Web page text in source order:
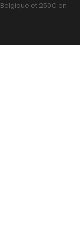
et 250€ en